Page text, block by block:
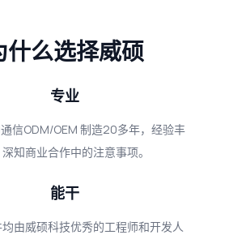
什么选择威硕
专业
信ODM/OEM 制造20多年，经验丰
知商业合作中的注意事项。
能干
由威硕科技优秀的工程师和开发人